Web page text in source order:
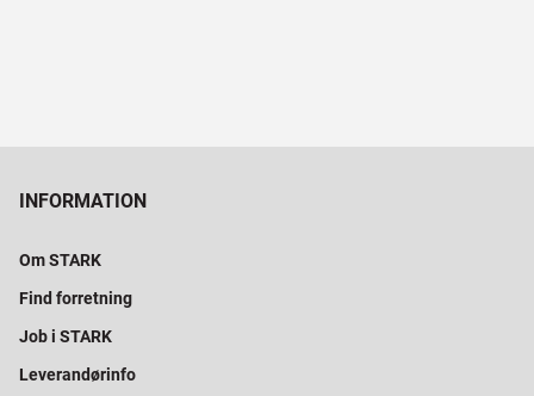
INFORMATION
Om STARK
Find forretning
Job i STARK
Leverandørinfo